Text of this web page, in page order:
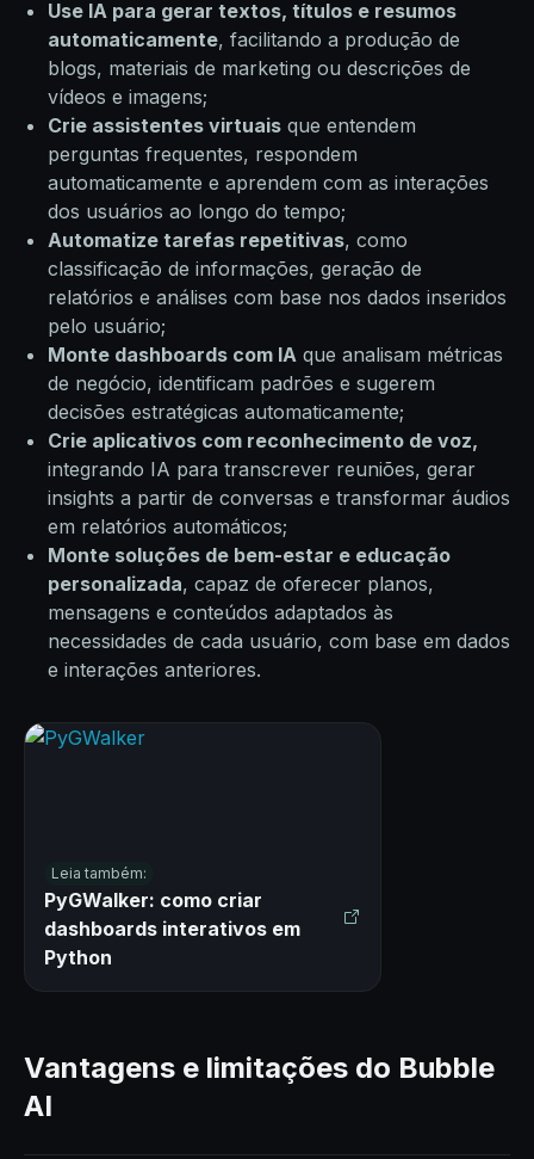
Use IA para gerar textos, títulos e resumos
automaticamente, facilitando a produção de
blogs, materiais de marketing ou descrições de
vídeos e imagens;
Crie assistentes virtuais que entendem
perguntas frequentes, respondem
automaticamente e aprendem com as interações
dos usuários ao longo do tempo;
Automatize tarefas repetitivas, como
classificação de informações, geração de
relatórios e análises com base nos dados inseridos
pelo usuário;
Monte dashboards com IA que analisam métricas
de negócio, identificam padrões e sugerem
decisões estratégicas automaticamente;
Crie aplicativos com reconhecimento de voz,
integrando IA para transcrever reuniões, gerar
insights a partir de conversas e transformar áudios
em relatórios automáticos;
Monte soluções de bem-estar e educação
personalizada, capaz de oferecer planos,
mensagens e conteúdos adaptados às
necessidades de cada usuário, com base em dados
e interações anteriores.
Leia também:
PyGWalker: como criar
dashboards interativos em
Python
Vantagens e limitações do Bubble
AI